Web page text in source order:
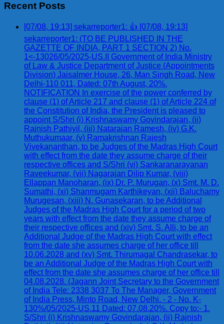
Recent Posts
[07/08, 19:13] sekarreporter1: 👍 [07/08, 19:13]
sekarreporter1: (TO BE PUBLISHED IN THE
GAZETTE OF INDIA, PART 1 SECTION 2) No.
1<-13026/05/2025-US.II Government of India Ministry
of Law & Justice Department of Justice (Appointments
Division) Jaisalmer House, 26, Man Singh Road, New
Delhi-110 011, Dated: 07th August, 20%.
NOTIFICATION In exercise of the power conferred by
clause (1) of Article 217 and clause (1) of Article 224 of
the Constitution of India, the President is pleased to
appoint S/Shri (i) Krishnaswamy Govindarajan, (ii)
Rajnish Pathiyil, (iii) Natarajan Ramesh, (iv) G.K.
Muthukumaar, (v) Ramakrishnan Rajesh
Vivekananthan, to be Judges of the Madras High Court
with effect from the date they assume charge of their
respective offices and S/Shri (vi) Sankaranarayanan
Raveekumar, (vii) Nagarajan Dilip Kumar, (viii)
Ellappan Manoharan, (ix) Dr. P. Murugan, (x) Smt. M. D.
Sumathi, (xi) Shanmugam Karthikeyan, (xii) Baluchamy
Murugesan, (xiii) N. Gunasekaran, to be Additional
Judges of the Madras High Court for a period of two
years with effect from the date they assume charge of
their respective offices and (xiv) Smt. S. Alli, to be an
Additional Judge of the Madras High Court with effect
from the date she assumes charge of her office till
10.06.2028 and (xv) Smt. Thirumagal Chandrasekar, to
be an Additional Judge of the Madras High Court with
effect from the date she assumes charge of her office till
04.08.2028. (Jagann Joint Secretary to the Government
of India Tele: 2338 3037 To The Manager, Government
of India Press, Minto Road, New Delhi. - 2 - No. K-
130%/05/2025-US.11 Dated: 07.08.20%. Copy to:- 1.
S/Shri (i) Krishnaswamy Govindarajan, (ii) Rajnish